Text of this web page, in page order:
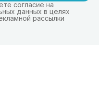
согласие на
данных в целях
рассылки